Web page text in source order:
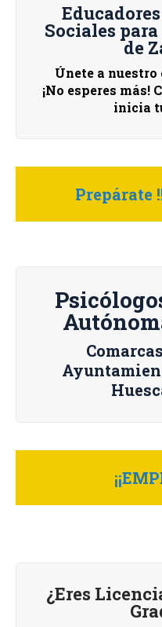
Sociales
de
Únete a
¡No esperes más!
inicia
Prepárate
¿Eres